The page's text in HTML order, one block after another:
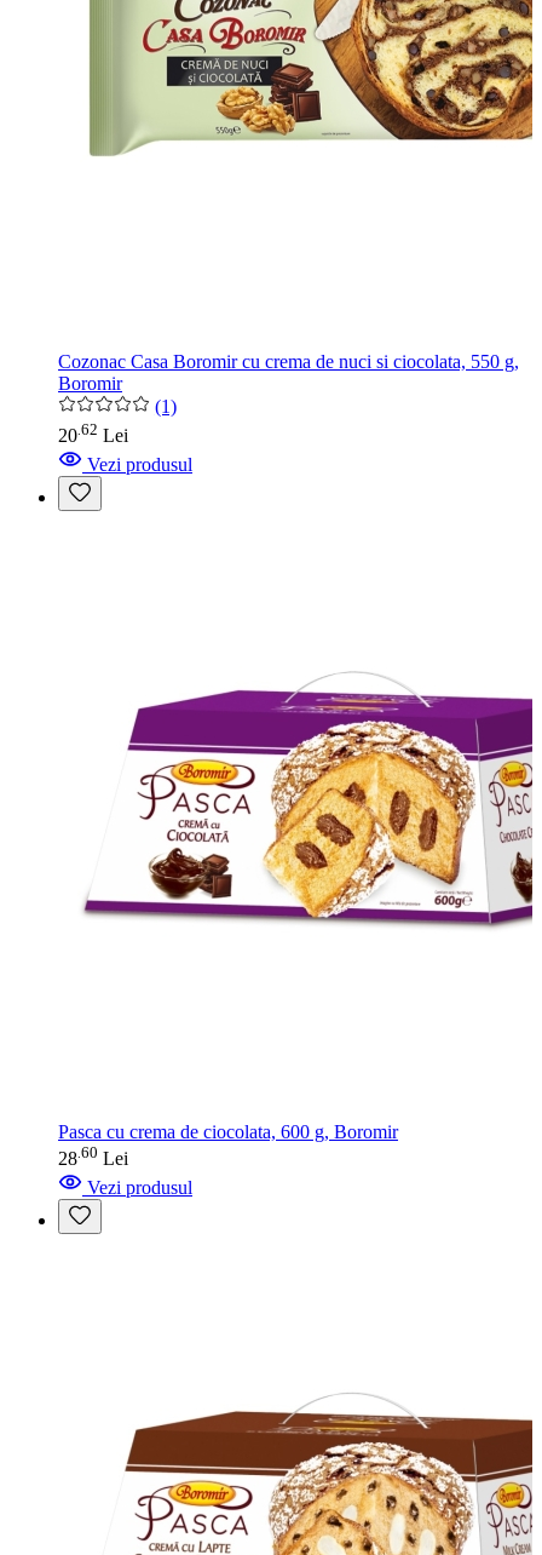
Cozonac Casa Boromir cu crema de nuci si ciocolata, 550 g,
Boromir
(1)
20 62 Lei
Vezi produsul
Pasca cu crema de ciocolata, 600 g, Boromir
28 60 Lei
Vezi produsul